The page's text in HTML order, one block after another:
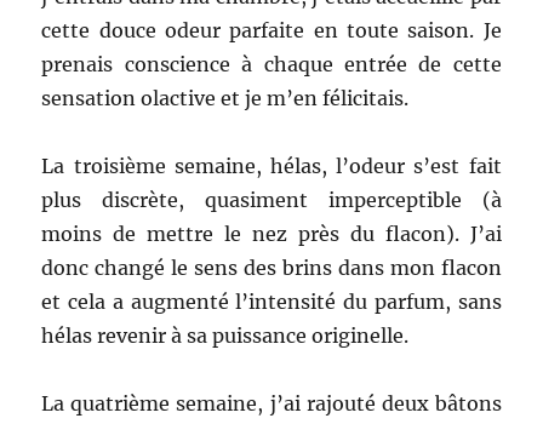
cette douce odeur parfaite en toute saison. Je
prenais conscience à chaque entrée de cette
sensation olactive et je m’en félicitais.
La troisième semaine, hélas, l’odeur s’est fait
plus discrète, quasiment imperceptible (à
moins de mettre le nez près du flacon). J’ai
donc changé le sens des brins dans mon flacon
et cela a augmenté l’intensité du parfum, sans
hélas revenir à sa puissance originelle.
La quatrième semaine, j’ai rajouté deux bâtons